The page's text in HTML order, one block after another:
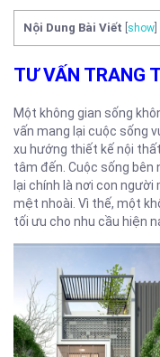
Nội Dung Bài Viết show
TƯ VẤN TRANG
Một không gian sống
vấn mang lại cuộc sống
xu hướng thiết kế nội
tâm đến. Cuộc sống bên
lại chính là nơi con
mệt nhoài. Vì thế, một
tối ưu cho nhu cầu hiện